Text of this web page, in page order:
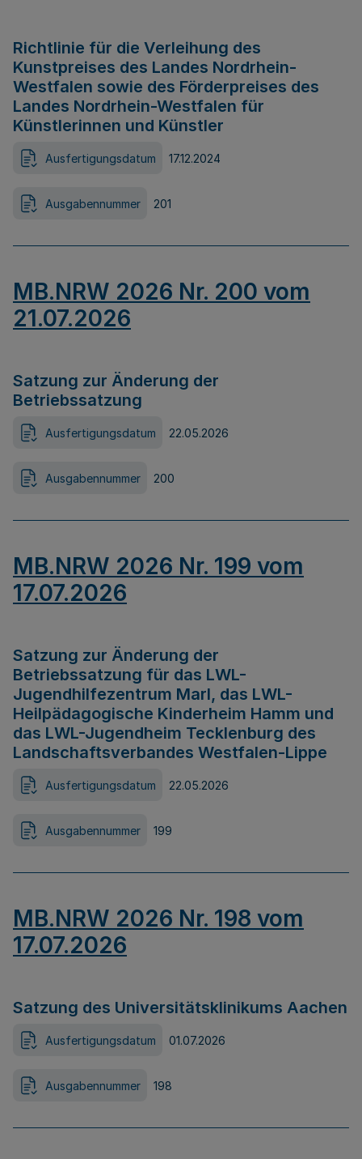
Richtlinie für die Verleihung des
Kunstpreises des Landes Nordrhein-
Westfalen sowie des Förderpreises des
Landes Nordrhein-Westfalen für
Künstlerinnen und Künstler
Ausfertigungsdatum 17.12.2024
Ausgabennummer 201
MB.NRW 2026 Nr. 200 vom
21.07.2026
Satzung zur Änderung der
Betriebssatzung
Ausfertigungsdatum 22.05.2026
Ausgabennummer 200
MB.NRW 2026 Nr. 199 vom
17.07.2026
Satzung zur Änderung der
Betriebssatzung für das LWL-
Jugendhilfezentrum Marl, das LWL-
Heilpädagogische Kinderheim Hamm und
das LWL-Jugendheim Tecklenburg des
Landschaftsverbandes Westfalen-Lippe
Ausfertigungsdatum 22.05.2026
Ausgabennummer 199
MB.NRW 2026 Nr. 198 vom
17.07.2026
Satzung des Universitätsklinikums Aachen
Ausfertigungsdatum 01.07.2026
Ausgabennummer 198